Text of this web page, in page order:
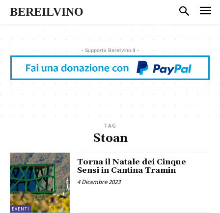
BEREILVINO
- Supporta Bereilvino.it -
TAG
Stoan
EVENTI
Torna il Natale dei Cinque
Sensi in Cantina Tramin
4 Dicembre 2023